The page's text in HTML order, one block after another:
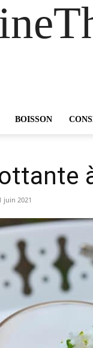
BOISSON
juin 2021